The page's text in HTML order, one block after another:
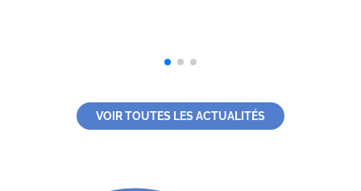
VOIR TOUTES LES ACTUALITÉS